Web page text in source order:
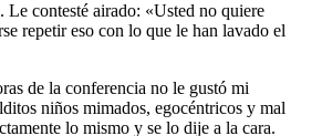
Le contesté airado: «Usted no quiere
repetir eso con lo que le han lavado el
de la conferencia no le gustó mi
niños mimados, egocéntricos y mal
lo mismo y se lo dije a la cara.